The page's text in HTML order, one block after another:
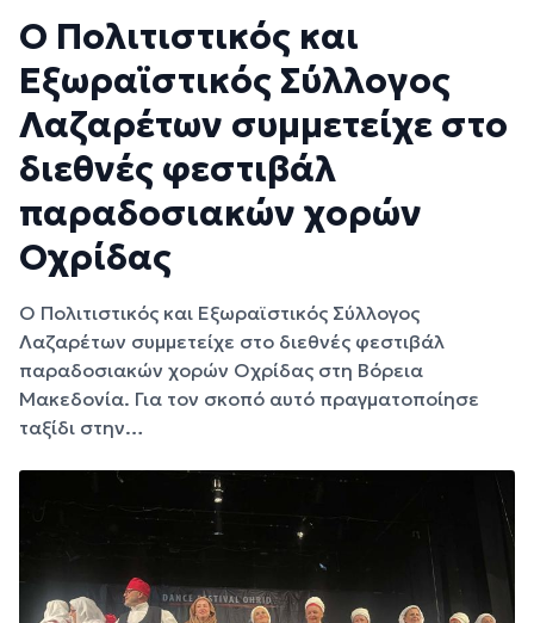
Ο Πολιτιστικός και
Εξωραϊστικός Σύλλογος
Λαζαρέτων συμμετείχε στο
διεθνές φεστιβάλ
παραδοσιακών χορών
Οχρίδας
Ο Πολιτιστικός και Εξωραϊστικός Σύλλογος
Λαζαρέτων συμμετείχε στο διεθνές φεστιβάλ
παραδοσιακών χορών Οχρίδας στη Βόρεια
Μακεδονία. Για τον σκοπό αυτό πραγματοποίησε
ταξίδι στην…